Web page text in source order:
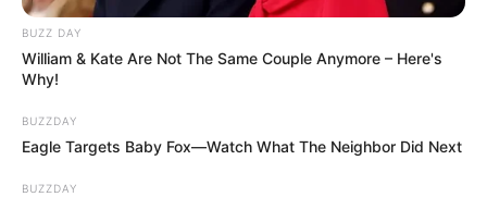
BUZZ DAY
William & Kate Are Not The Same Couple Anymore – Here's
Why!
BUZZDAY
Eagle Targets Baby Fox—Watch What The Neighbor Did Next
BUZZDAY